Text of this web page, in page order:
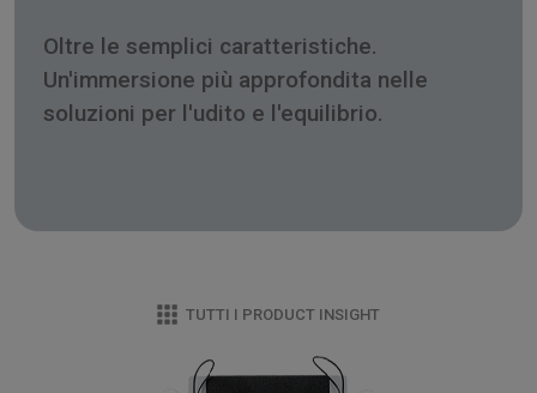
Oltre le semplici caratteristiche.
Un'immersione più approfondita nelle
soluzioni per l'udito e l'equilibrio.
TUTTI I PRODUCT INSIGHT